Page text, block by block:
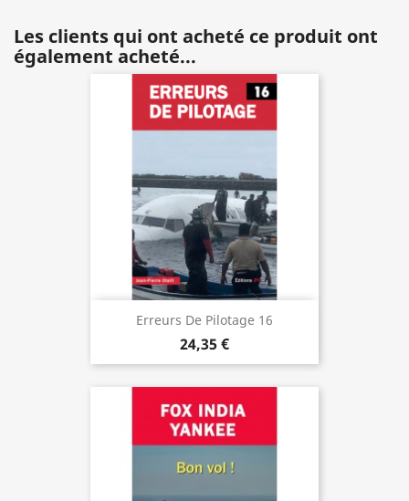
Les clients qui ont acheté ce produit ont
également acheté...
Erreurs De Pilotage 16
24,35 €